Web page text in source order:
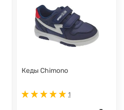
Кеды Chimono
1